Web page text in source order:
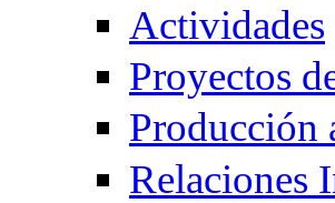
Actividades
Proyectos
Producción
Relaciones